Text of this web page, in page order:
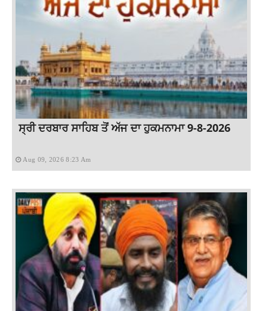
ਸ੍ਰੀ ਦਰਬਾਰ ਸਾਹਿਬ ਤੋਂ ਅੱਜ ਦਾ ਹੁਕਮਨਾਮਾ 9-8-2026
Aug 09, 2026 8:23 Am